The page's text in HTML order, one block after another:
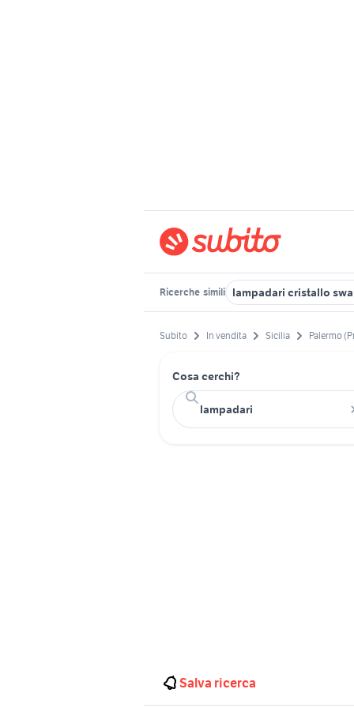
Ricerche simili lampadari cristallo
Subito In vendita Sicilia Palermo
Cosa cerchi?
Salva ricerca